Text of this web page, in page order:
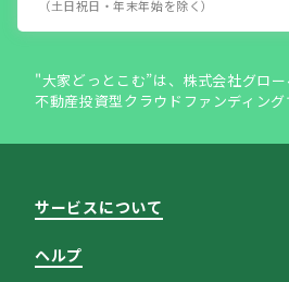
（土日祝日・年末年始を除く）
"大家どっとこむ”は、株式会社グロ
不動産投資型クラウドファンディング
サービスについて
ヘルプ